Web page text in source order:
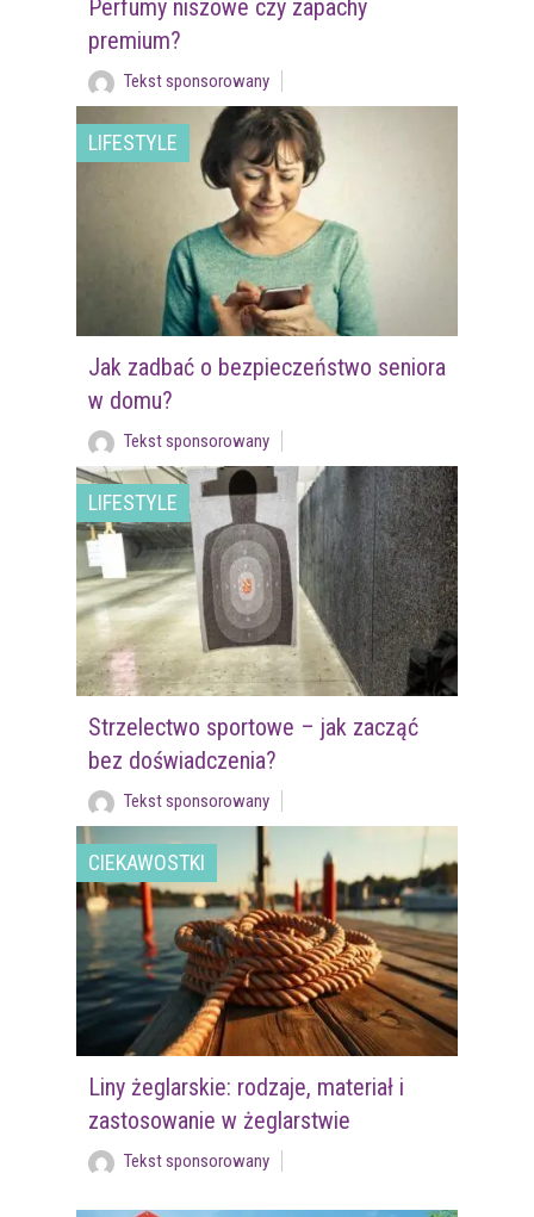
Perfumy niszowe czy zapachy
premium?
Tekst sponsorowany
LIFESTYLE
Jak zadbać o bezpieczeństwo seniora
w domu?
Tekst sponsorowany
LIFESTYLE
Strzelectwo sportowe – jak zacząć
bez doświadczenia?
Tekst sponsorowany
CIEKAWOSTKI
Liny żeglarskie: rodzaje, materiał i
zastosowanie w żeglarstwie
Tekst sponsorowany